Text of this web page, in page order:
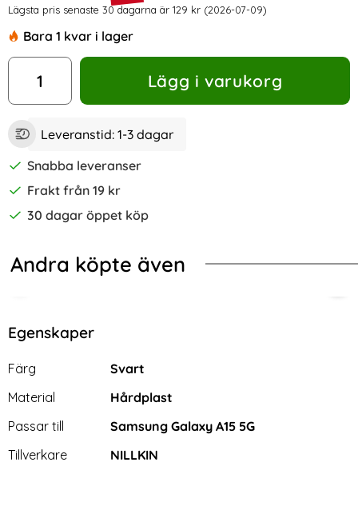
Prishistorik
Lägsta pris senaste 30 dagarna är 129 kr (2026-07-09)
Bara 1 kvar i lager
antal
Lägg i varukorg
Leveranstid: 1-3 dagar
Snabba leveranser
Frakt från 19 kr
30 dagar öppet köp
Andra köpte även
Tryck Isbjörn
Galaxy A15 5G Skal TPU Med Tryck Dream Catcher
Egenskaper
Egenskaper/attribut för denna produkt
Attribut
Färg
Svart
Material
Hårdplast
Passar till
Samsung Galaxy A15 5G
Tillverkare
NILLKIN